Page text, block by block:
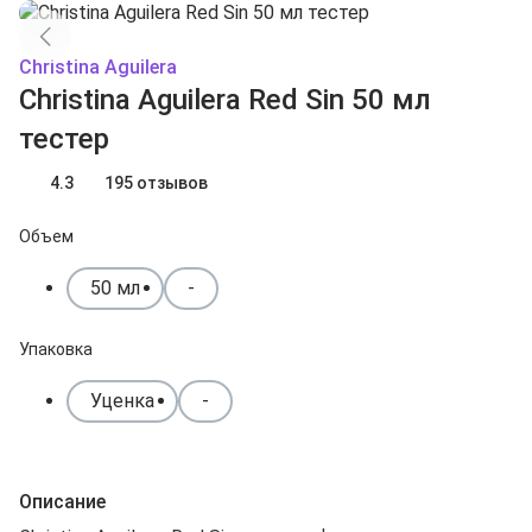
Christina Aguilera
Christina Aguilera Red Sin 50 мл
тестер
4.3 195 отзывов
Объем
50 мл -
Упаковка
Уценка -
Описание